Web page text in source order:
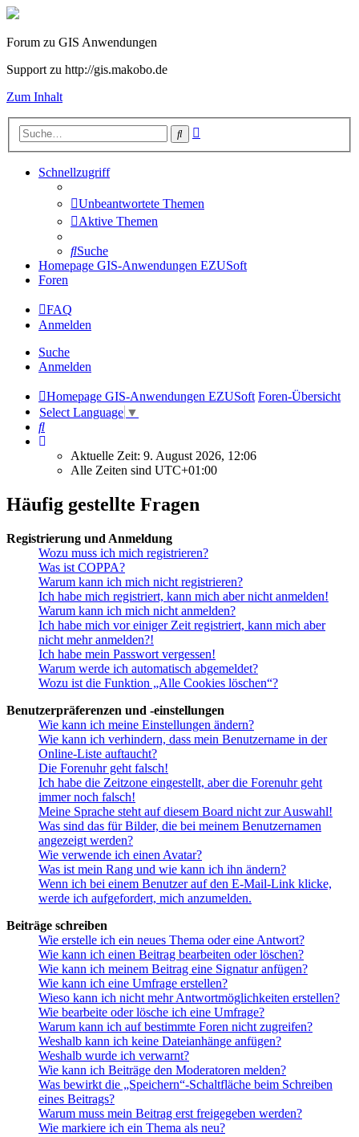
Forum zu GIS Anwendungen
Support zu http://gis.makobo.de
Zum Inhalt
Suche
Schnellzugriff
Unbeantwortete Themen
Aktive Themen
Suche
Homepage GIS-Anwendungen EZUSoft
Foren
FAQ
Anmelden
Suche
Anmelden
Homepage GIS-Anwendungen EZUSoft Foren-Übersicht
Select Language ▼
Suche
Aktuelle Zeit: 9. August 2026, 12:06
Alle Zeiten sind UTC+01:00
Häufig gestellte Fragen
Registrierung und Anmeldung
Wozu muss ich mich registrieren?
Was ist COPPA?
Warum kann ich mich nicht registrieren?
Ich habe mich registriert, kann mich aber nicht anmelden!
Warum kann ich mich nicht anmelden?
Ich habe mich vor einiger Zeit registriert, kann mich aber
nicht mehr anmelden?!
Ich habe mein Passwort vergessen!
Warum werde ich automatisch abgemeldet?
Wozu ist die Funktion „Alle Cookies löschen“?
Benutzerpräferenzen und -einstellungen
Wie kann ich meine Einstellungen ändern?
Wie kann ich verhindern, dass mein Benutzername in der
Online-Liste auftaucht?
Die Forenuhr geht falsch!
Ich habe die Zeitzone eingestellt, aber die Forenuhr geht
immer noch falsch!
Meine Sprache steht auf diesem Board nicht zur Auswahl!
Was sind das für Bilder, die bei meinem Benutzernamen
angezeigt werden?
Wie verwende ich einen Avatar?
Was ist mein Rang und wie kann ich ihn ändern?
Wenn ich bei einem Benutzer auf den E-Mail-Link klicke,
werde ich aufgefordert, mich anzumelden.
Beiträge schreiben
Wie erstelle ich ein neues Thema oder eine Antwort?
Wie kann ich einen Beitrag bearbeiten oder löschen?
Wie kann ich meinem Beitrag eine Signatur anfügen?
Wie kann ich eine Umfrage erstellen?
Wieso kann ich nicht mehr Antwortmöglichkeiten erstellen?
Wie bearbeite oder lösche ich eine Umfrage?
Warum kann ich auf bestimmte Foren nicht zugreifen?
Weshalb kann ich keine Dateianhänge anfügen?
Weshalb wurde ich verwarnt?
Wie kann ich Beiträge den Moderatoren melden?
Was bewirkt die „Speichern“-Schaltfläche beim Schreiben
eines Beitrags?
Warum muss mein Beitrag erst freigegeben werden?
Wie markiere ich ein Thema als neu?